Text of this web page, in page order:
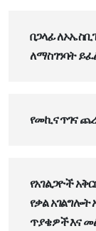
በጋላፊ
ለማስገንባት
የመኪና ጥገና
የአገልጋዮች
የቃል
ጥያቄዎች እና